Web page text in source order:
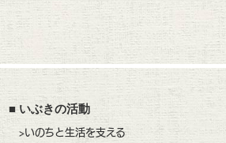
■いぶきの活動
>いのちと生活を支える